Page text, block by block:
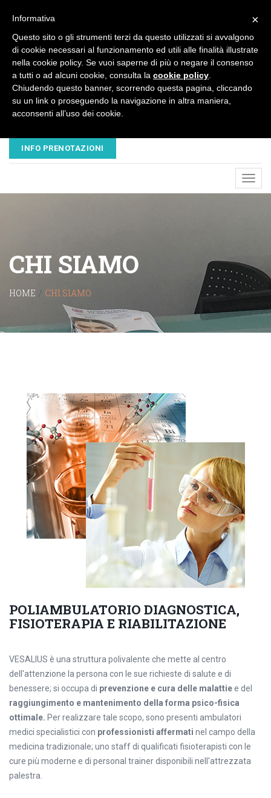
EMAIL
INFO PRENOTAZIONI
CHI SIAMO
HOME / CHI SIAMO
POLIAMBULATORIO DIAGNOSTICA,
FISIOTERAPIA E RIABILITAZIONE
VESALIUS è una struttura polivalente che mette al centro
dell'attenzione la persona con le sue richieste di salute e di
benessere; si occupa di prevenzione e cura delle malattiee del
raggiungimento e mantenimento della forma psico-fisica
ottimale. Per realizzare tale scopo, sono presenti ambulatori
medici specialistici con professionisti affermati nel campo della
medicina tradizionale; uno staff di qualificati fisioterapisti con le
cure più moderne e di personal trainer disponibili nell'attrezzata
palestra.
×
Informativa
Questo sito o gli strumenti terzi da questo utilizzati si avvalgono
di cookie necessari al funzionamento ed utili alle finalità illustrate
nella cookie policy. Se vuoi saperne di più o negare il consenso
a tutti o ad alcuni cookie, consulta la cookie policy
Chiudendo questo banner, scorrendo questa pagina, cliccando
su un link o proseguendo la navigazione in altra maniera,
acconsenti all’uso dei cookie.